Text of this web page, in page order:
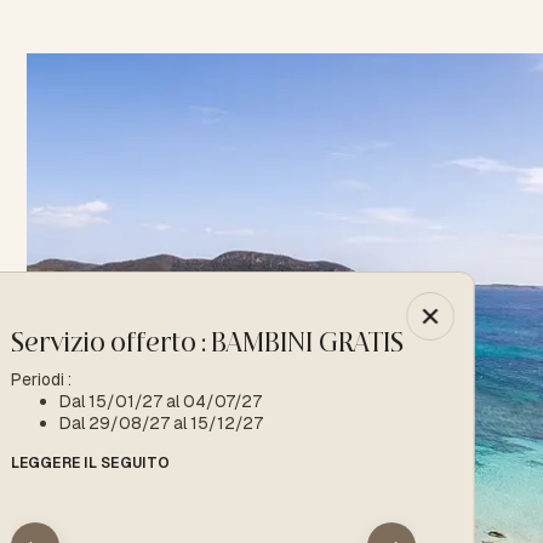
Servizio offerto : BAMBINI GRATIS
Periodi :
Dal 15/01/27 al 04/07/27
Dal 29/08/27 al 15/12/27
LEGGERE IL SEGUITO
-10% :
Periodo :
Dal 15/
LEGGERE IL